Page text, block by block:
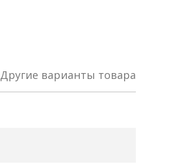
Другие варианты товара